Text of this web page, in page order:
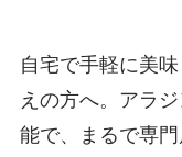
自宅で手軽に美
えの方へ。アラ
能で、まるで専